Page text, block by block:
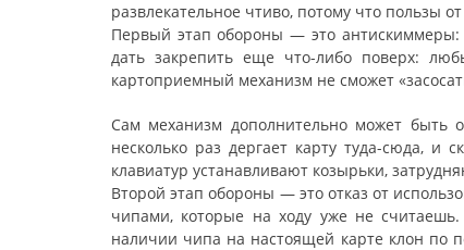
развлекательное чтиво, потому что пользы
Первый этап обороны — это
дать закрепить еще что-либо поверх:
картоприемный механизм не сможет
Сам механизм дополнительно может быть
несколько раз дергает карту туда-сюда, и
клавиатур устанавливают козырьки,
Второй этап обороны — это отказ от
чипами, которые на ходу уже не
наличии чипа на настоящей карте клон по